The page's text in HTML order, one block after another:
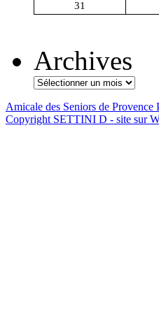
31
Archives
Amicale des Seniors de Provence
Copyright SETTINI D - site sur